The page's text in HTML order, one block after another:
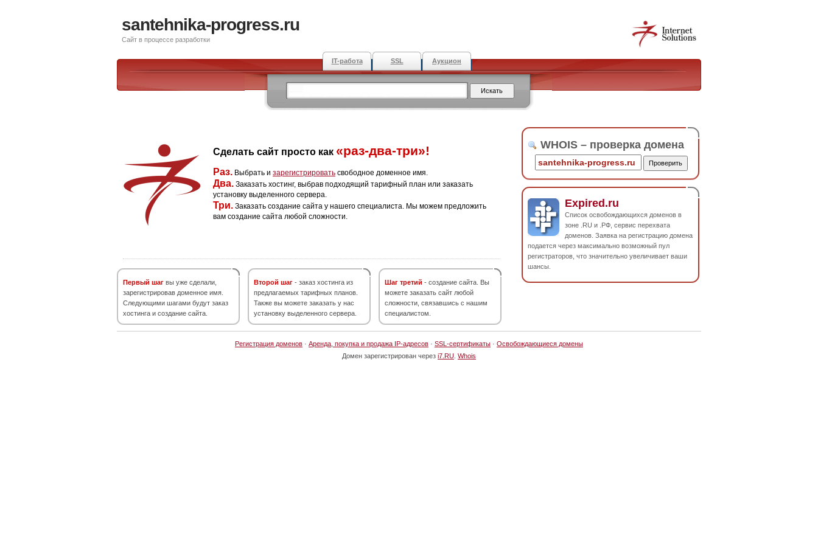
santehnika-progress.ru
Сайт в процессе разработки
IT-работа SSL Аукцион
Сделать сайт просто как «раз-два-три»!
Раз. Выбрать и зарегистрировать свободное доменное имя.
Два. Заказать хостинг, выбрав подходящий тарифный план или заказать
установку выделенного сервера.
Три. Заказать создание сайта у нашего специалиста. Мы можем предложить
вам создание сайта любой сложности.
Первый шаг вы уже сделали,
зарегистрировав доменное имя.
Следующими шагами будут заказ
хостинга и создание сайта.
Второй шаг - заказ хостинга из
предлагаемых тарифных планов.
Также вы можете заказать у нас
установку выделенного сервера.
Шаг третий - создание сайта. Вы
можете заказать сайт любой
сложности, связавшись с нашим
специалистом.
WHOIS – проверка домена
Expired.ru
Список освобождающихся доменов в
зоне .RU и .РФ, сервис перехвата
доменов. Заявка на регистрацию домена
подается через максимально возможный пул
регистраторов, что значительно увеличивает ваши
шансы.
Регистрация доменов · Аренда, покупка и продажа IP-адресов · SSL-сертификаты · Освобождающиеся домены
Домен зарегистрирован через i7.RU Whois